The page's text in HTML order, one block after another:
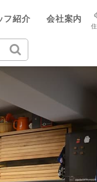
フ紹介 会社案内
AI住まい提案を受ける
AI査定・チャット相談す
新
購入に関する
読みもの
不動産売却の
売却依頼時の
リフォームに
ニュースリ
すべてのニュ